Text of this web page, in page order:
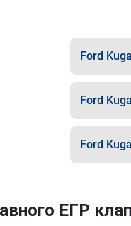
Ford
Ford
Ford
ЕГР